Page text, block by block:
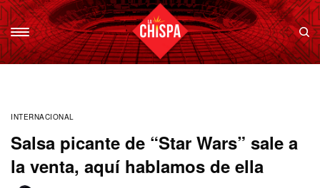
INTERNACIONAL
Salsa picante de “Star Wars” sale a
la venta, aquí hablamos de ella